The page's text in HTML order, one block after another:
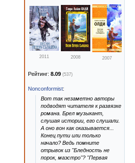
2011 2008 2007
Рейтинг: 8.09 (537)
Nonconformist:
Вот так незаметно авторы
подводят читателя к развязке
романа. Брел музыкант,
слушая истории, его слушали.
А оно вон как оказывается...
Конец пути или только
начало? Ведь помните
отрывок из "Бледность не
порок, маэстро"? "Первая